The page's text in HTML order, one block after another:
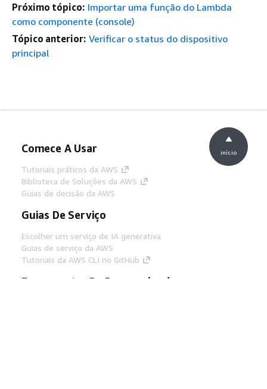
Próximo tópico: Importar uma função do Lambda
como componente (console)
Tópico anterior: Verificar o status do dispositivo
principal
Comece A Usar
Tutoriais práticos da AWS
Biblioteca de Soluções da AWS
Guias de decisão da AWS
Guias De Serviço
Escolher um serviço de IA generativa
Guias de serviço da AWS
Tutoriais da AWS CLI no GitHub
Ferramentas De Desenvolvedor
início